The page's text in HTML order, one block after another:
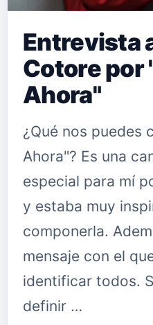
Entrevista
Cotore por
Ahora"
¿Qué nos puedes
Ahora"? Es una
especial para mí
y estaba muy
componerla.
mensaje con el
identificar todos.
definir …